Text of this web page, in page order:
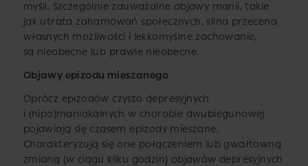
myśli. Szczególnie zauważalne objawy manii, takie
jak utrata zahamowań społecznych, silna przecena
własnych możliwości i lekkomyślne zachowanie,
są nieobecne lub prawie nieobecne.
Objawy epizodu mieszanego
Oprócz epizodów czysto depresyjnych
i (hipo)maniakalnych w chorobie dwubiegunowej
pojawiają się czasem epizody mieszane.
Charakteryzują się one połączeniem lub gwałtowną
zmianą (w ciągu kilku godzin) objawów depresyjnych